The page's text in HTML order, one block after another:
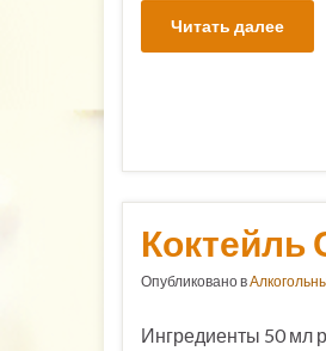
Читать далее
Коктейль
Опубликовано в
Ингредиенты 50 мл